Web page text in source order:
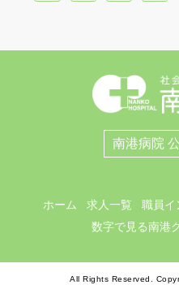
南港病院
ホーム 求人一覧 職員イ
数字で見る南港
All Rights Reserved.